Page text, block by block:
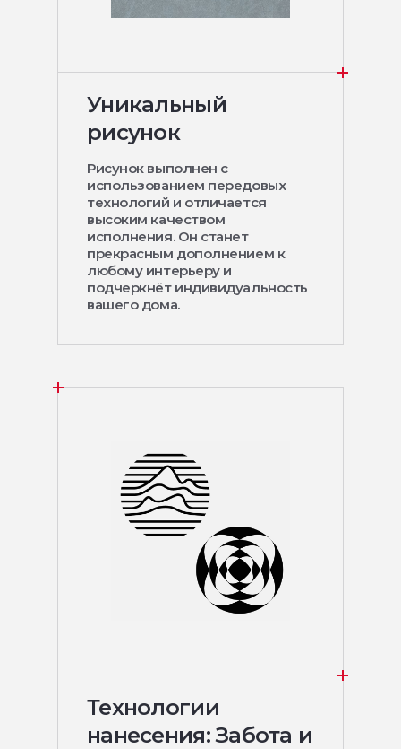
Уникальный
рисунок
Рисунок выполнен с
использованием передовых
технологий и отличается
высоким качеством
исполнения. Он станет
прекрасным дополнением к
любому интерьеру и
подчеркнёт индивидуальность
вашего дома.
Технологии
нанесения: Забота и